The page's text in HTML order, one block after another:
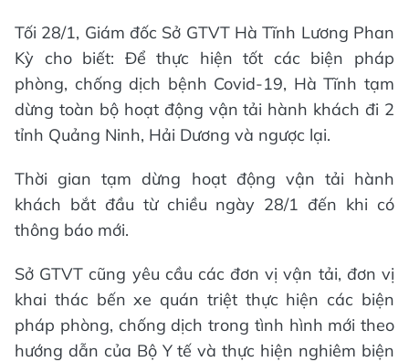
Tối 28/1, Giám đốc Sở GTVT Hà Tĩnh Lương Phan
Kỳ cho biết: Để thực hiện tốt các biện pháp
phòng, chống dịch bệnh Covid-19, Hà Tĩnh tạm
dừng toàn bộ hoạt động vận tải hành khách đi 2
tỉnh Quảng Ninh, Hải Dương và ngược lại.
Thời gian tạm dừng hoạt động vận tải hành
khách bắt đầu từ chiều ngày 28/1 đến khi có
thông báo mới.
Sở GTVT cũng yêu cầu các đơn vị vận tải, đơn vị
khai thác bến xe quán triệt thực hiện các biện
pháp phòng, chống dịch trong tình hình mới theo
hướng dẫn của Bộ Y tế và thực hiện nghiêm biện